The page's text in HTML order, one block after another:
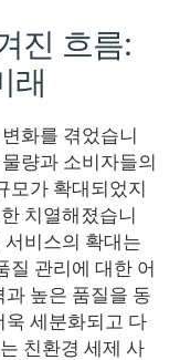
진 흐름:
래
화를 겪었습니
량과 소비자들의
모가 확대되었지
치열해졌습니
서비스의 확대는
질 관리에 대한 어
높은 품질을 동
세분화되고 다
친환경 세제 사